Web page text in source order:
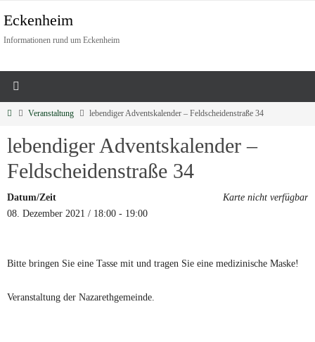
Eckenheim
Informationen rund um Eckenheim
Veranstaltung lebendiger Adventskalender – Feldscheidenstraße 34
lebendiger Adventskalender –
Feldscheidenstraße 34
Karte nicht verfügbar
Datum/Zeit
08. Dezember 2021 / 18:00 - 19:00
Bitte bringen Sie eine Tasse mit und tragen Sie eine medizinische Maske!
Veranstaltung der Nazarethgemeinde.